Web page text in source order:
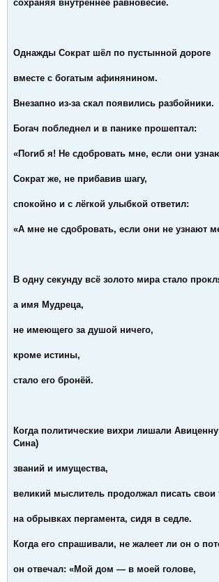
сохраняя внутреннее равновесие.
Однажды Сократ шёл по пустынной дороге
вместе с богатым афинянином.
Внезапно из-за скал появились разбойники.
Богач побледнел и в панике прошептал:
«Погиб я! Не сдобровать мне, если они
Сократ же, не прибавив шагу,
спокойно и с лёгкой улыбкой ответил:
«А мне не сдобровать, если они не узнают
В одну секунду всё золото мира стало
а имя Мудреца,
не имеющего за душой ничего,
кроме истины,
стало его бронёй.
Когда политические вихри лишали
Сина)
званий и имущества,
великий мыслитель продолжал писать свои
на обрывках пергамента, сидя в седле.
Когда его спрашивали, не жалеет ли он о
он отвечал: «Мой дом — в моей голове,